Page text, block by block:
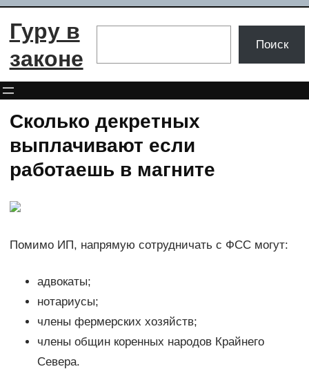
Перейти
Гуру в
законе
Поиск
Сколько декретных
выплачивают если
работаешь в магните
Помимо ИП, напрямую сотрудничать с ФСС могут:
адвокаты;
нотариусы;
члены фермерских хозяйств;
члены общин коренных народов Крайнего
Севера.